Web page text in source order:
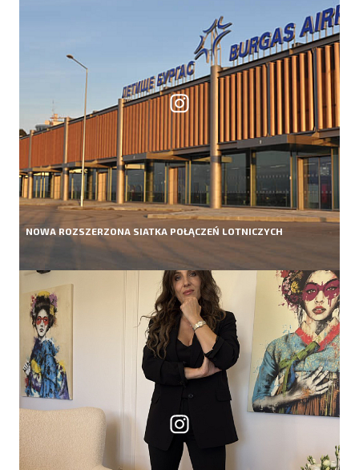
NOWA ROZSZERZONA SIATKA POŁĄCZEŃ LOTNICZYCH